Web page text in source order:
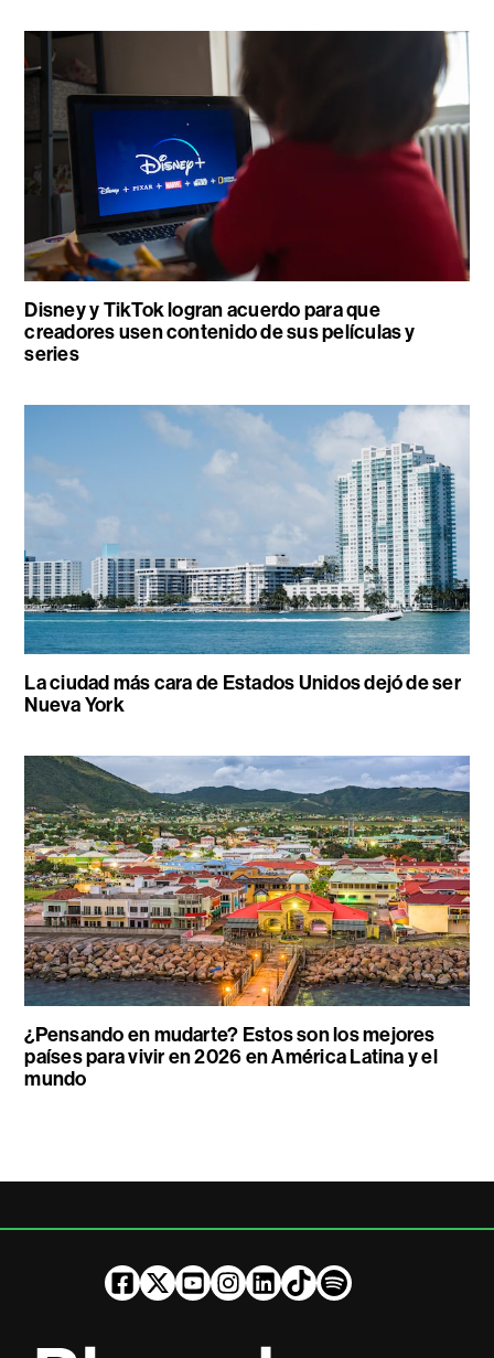
Disney y TikTok logran acuerdo para que
creadores usen contenido de sus películas y
series
La ciudad más cara de Estados Unidos dejó de ser
Nueva York
¿Pensando en mudarte? Estos son los mejores
países para vivir en 2026 en América Latina y el
mundo